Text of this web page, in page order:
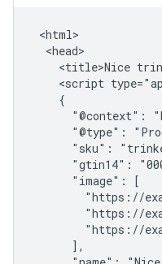
<html>
  <head>
<title>Nice
<script
    {
"@context":
"@type":
"sku":
"gtin14":
      "image": [
"https://
"https://
"https://
      ],